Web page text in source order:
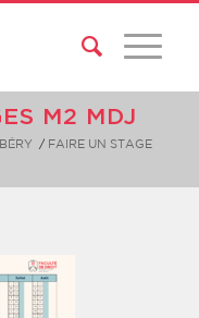
M2 MDJ
/ FAIRE UN STAGE